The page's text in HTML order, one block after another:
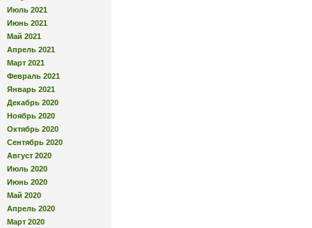
Июль 2021
Июнь 2021
Май 2021
Апрель 2021
Март 2021
Февраль 2021
Январь 2021
Декабрь 2020
Ноябрь 2020
Октябрь 2020
Сентябрь 2020
Август 2020
Июль 2020
Июнь 2020
Май 2020
Апрель 2020
Март 2020